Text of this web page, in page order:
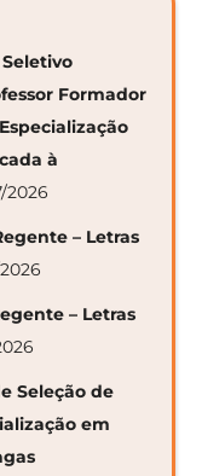
Formador
à
2026
– Letras
– Letras
Seleção de
em